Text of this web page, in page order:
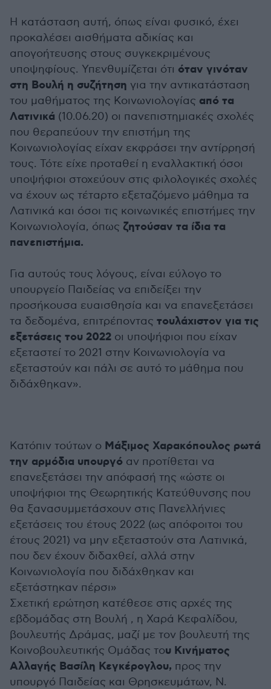
Η κατάσταση αυτή, όπως είναι φυσικό, έχει
προκαλέσει αισθήματα αδικίας και
απογοήτευσης στους συγκεκριμένους
υποψηφίους. Υπενθυμίζεται ότι όταν γινόταν
στη Βουλή η συζήτηση για την αντικατάσταση
του μαθήματος της Κοινωνιολογίας από τα
Λατινικά (10.06.20) οι πανεπιστημιακές σχολές
που θεραπεύουν την επιστήμη της
Κοινωνιολογίας είχαν εκφράσει την αντίρρησή
τους. Τότε είχε προταθεί η εναλλακτική όσοι
υποψήφιοι στοχεύουν στις φιλολογικές σχολές
να έχουν ως τέταρτο εξεταζόμενο μάθημα τα
Λατινικά και όσοι τις κοινωνικές επιστήμες την
Κοινωνιολογία, όπως ζητούσαν τα ίδια τα
πανεπιστήμια.
Για αυτούς τους λόγους, είναι εύλογο το
υπουργείο Παιδείας να επιδείξει την
προσήκουσα ευαισθησία και να επανεξετάσει
τα δεδομένα, επιτρέποντας τουλάχιστον για τις
εξετάσεις του 2022 οι υποψήφιοι που είχαν
εξεταστεί το 2021 στην Κοινωνιολογία να
εξεταστούν και πάλι σε αυτό το μάθημα που
διδάχθηκαν».
Κατόπιν τούτων ο Μάξιμος Χαρακόπουλος ρωτά
την αρμόδια υπουργό αν προτίθεται να
επανεξετάσει την απόφασή της «ώστε οι
υποψήφιοι της Θεωρητικής Κατεύθυνσης που
θα ξανασυμμετάσχουν στις Πανελλήνιες
εξετάσεις του έτους 2022 (ως απόφοιτοι του
έτους 2021) να μην εξεταστούν στα Λατινικά,
που δεν έχουν διδαχθεί, αλλά στην
Κοινωνιολογία που διδάχθηκαν και
εξετάστηκαν πέρσι»
Σχετική ερώτηση κατέθεσε στις αρχές της
εβδομάδας στη Βουλή , η Χαρά Κεφαλίδου,
βουλευτής Δράμας, μαζί με τον βουλευτή της
Κοινοβουλευτικής Ομάδας του Κινήματος
Αλλαγής Βασίλη Κεγκέρογλου, προς την
υπουργό Παιδείας και Θρησκευμάτων, Ν.